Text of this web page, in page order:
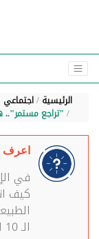
الرئيسية اجتماعي
"تراجع مستمر".. هل يزيد
اعرف
في
كيف
الـ 10 الأخيرة